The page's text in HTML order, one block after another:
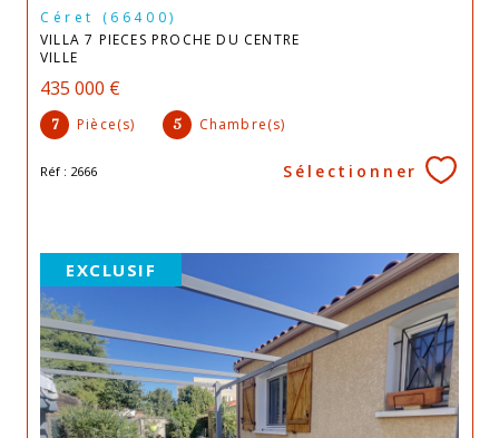
Céret (66400)
VILLA 7 PIECES PROCHE DU CENTRE
VILLE
435 000 €
7 Pièce(s) 5 Chambre(s)
Réf : 2666 Sélectionner
EXCLUSIF